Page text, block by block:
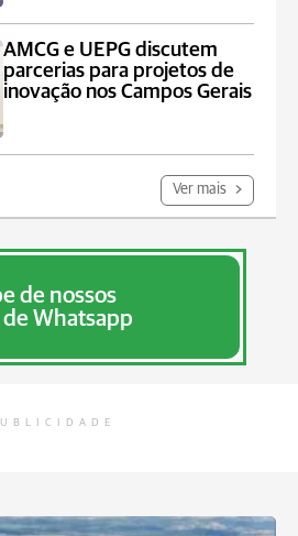
AMCG e UEPG discutem
parcerias para projetos de
inovação nos Campos Gerais
Ver mais
de nossos
de Whatsapp